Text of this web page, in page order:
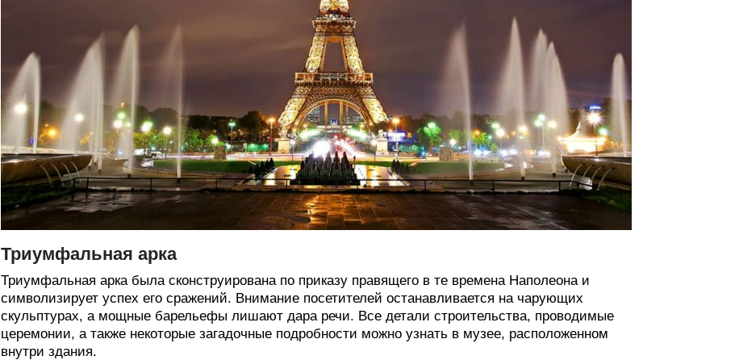
Триумфальная арка
Триумфальная арка была сконструирована по приказу правящего в те времена Наполеона и
символизирует успех его сражений. Внимание посетителей останавливается на чарующих
скульптурах, а мощные барельефы лишают дара речи. Все детали строительства, проводимые
церемонии, а также некоторые загадочные подробности можно узнать в музее, расположенном
внутри здания.